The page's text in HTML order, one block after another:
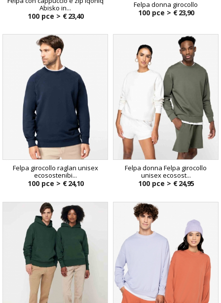
Abisko in...
100 pce > € 23,40
Felpa donna girocollo
100 pce > € 23,90
Felpa girocollo raglan unisex
ecosostenibi...
100 pce > € 24,10
Felpa donna Felpa girocollo
unisex ecosost...
100 pce > € 24,95